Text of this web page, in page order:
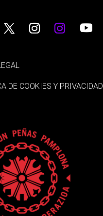
DE COOKIES Y PRIVACIDAD